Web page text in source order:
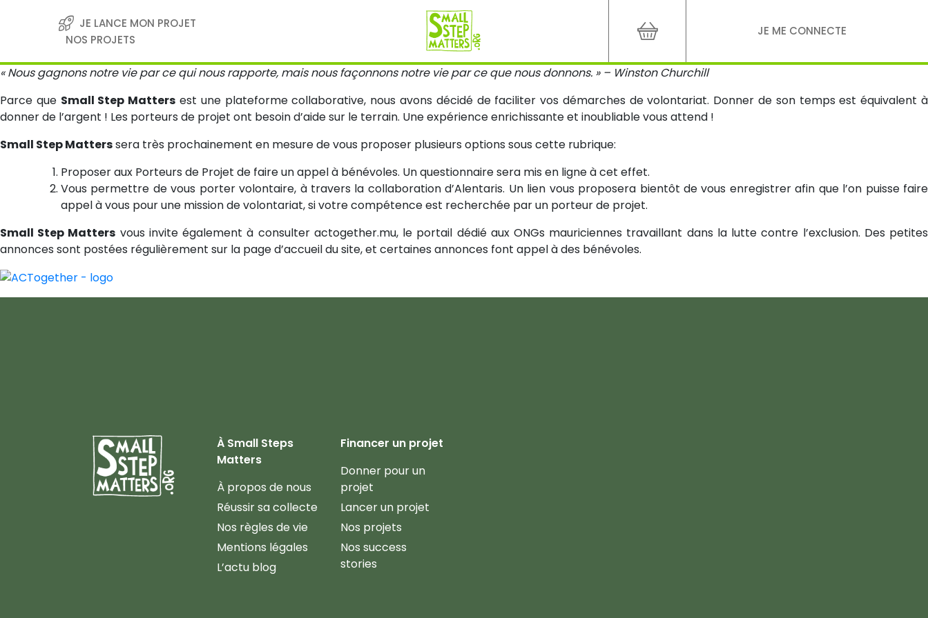
JE LANCE MON PROJET
NOS PROJETS
JE ME CONNECTE
« Nous gagnons notre vie par ce qui nous rapporte, mais nous façonnons notre vie par ce que nous donnons. » – Winston Churchill
Parce que Small Step Matters est une plateforme collaborative, nous avons décidé de faciliter vos démarches de volontariat. Donner de son temps est équivalent à
donner de l’argent ! Les porteurs de projet ont besoin d’aide sur le terrain. Une expérience enrichissante et inoubliable vous attend !
Small Step Matterssera très prochainement en mesure de vous proposer plusieurs options sous cette rubrique:
Proposer aux Porteurs de Projet de faire un appel à bénévoles. Un questionnaire sera mis en ligne à cet effet.
Vous permettre de vous porter volontaire, à travers la collaboration d’Alentaris. Un lien vous proposera bientôt de vous enregistrer afin que l’on puisse faire
appel à vous pour une mission de volontariat, si votre compétence est recherchée par un porteur de projet.
Small Step Matters vous invite également à consulter actogether.mu, le portail dédié aux ONGs mauriciennes travaillant dans la lutte contre l’exclusion. Des petites
annonces sont postées régulièrement sur la page d’accueil du site, et certaines annonces font appel à des bénévoles.
À Small Steps
Matters
À propos de nous
Réussir sa collecte
Nos règles de vie
Mentions légales
L’actu blog
Financer un projet
Donner pour un
projet
Lancer un projet
Nos projets
Nos success
stories